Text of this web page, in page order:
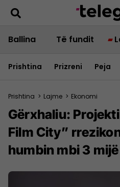
Ballina Të fundit
Prishtina Prizreni Peja
Prishtina > Lajme > Ekonomi
Gërxhaliu:
Film City”
humbin mbi 3